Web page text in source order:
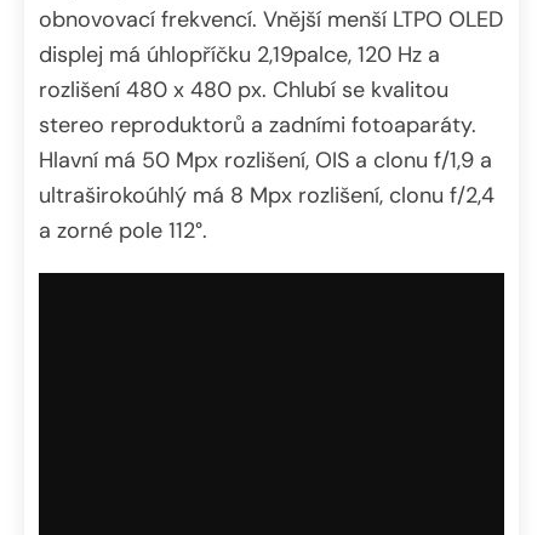
obnovovací frekvencí. Vnější menší LTPO OLED
displej má úhlopříčku 2,19palce, 120 Hz a
rozlišení 480 x 480 px. Chlubí se kvalitou
stereo reproduktorů a zadními fotoaparáty.
Hlavní má 50 Mpx rozlišení, OIS a clonu f/1,9 a
ultraširokoúhlý má 8 Mpx rozlišení, clonu f/2,4
a zorné pole 112°.